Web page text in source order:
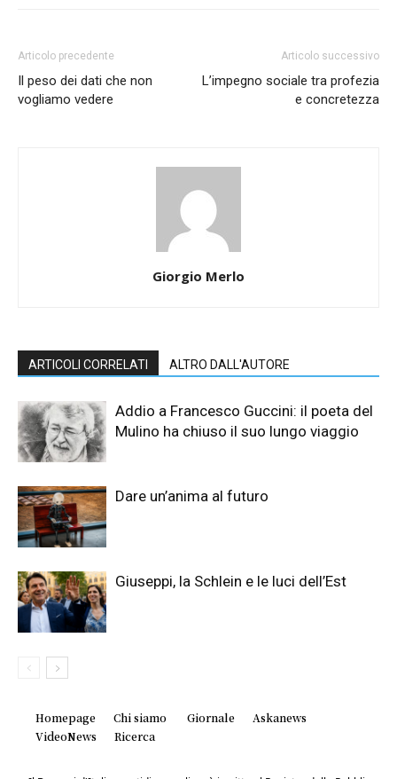
Articolo precedente
Il peso dei dati che non
vogliamo vedere
Articolo successivo
L’impegno sociale tra profezia
e concretezza
Giorgio Merlo
ARTICOLI CORRELATI ALTRO DALL'AUTORE
Addio a Francesco Guccini: il poeta del
Mulino ha chiuso il suo lungo viaggio
Dare un’anima al futuro
Giuseppi, la Schlein e le luci dell’Est
Homepage Chi siamo Giornale
Askanews
VideoNews
Ricerca